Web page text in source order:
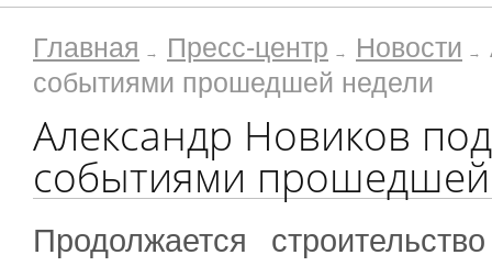
Главная Пресс-центр Новости
событиями прошедшей недели
Александр Новиков
событиями
Продолжается